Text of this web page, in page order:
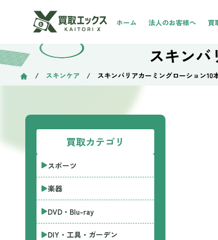
ホーム 法人のお客様へ 買
スキンバ
/ スキンケア / スキンバリアカーミングローション10
買取カテゴリ
スポーツ
楽器
DVD・Blu-ray
DIY・工具・ガーデン